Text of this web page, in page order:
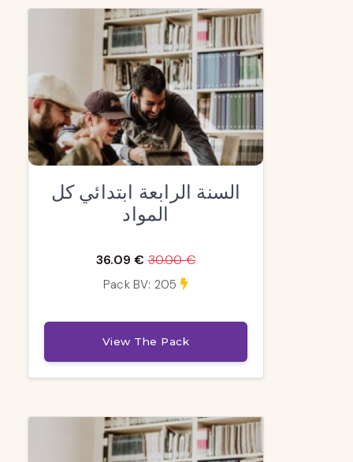
السنة الرابعة ابتدائي كل
المواد
36.09 € 30.00 €
Pack BV: 205
View The Pack